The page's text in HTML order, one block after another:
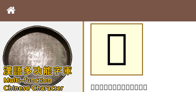
𧐎
「𧐎」字未收錄於本資料庫。